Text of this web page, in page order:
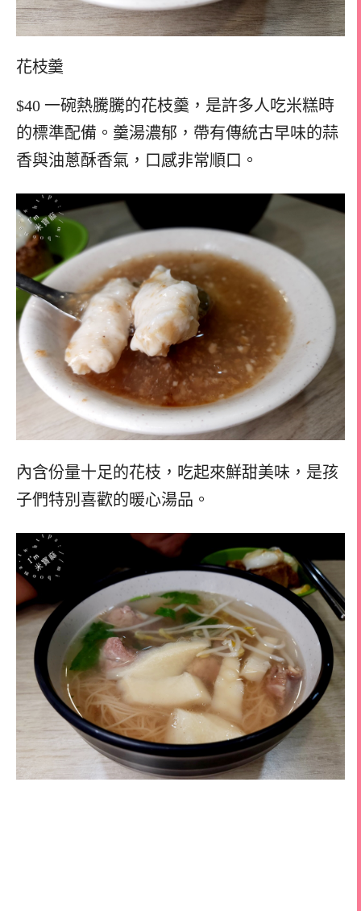
花枝羹
$40 一碗熱騰騰的花枝羹，是許多人吃米糕時
的標準配備。羹湯濃郁，帶有傳統古早味的蒜
香與油蔥酥香氣，口感非常順口。
內含份量十足的花枝，吃起來鮮甜美味，是孩
子們特別喜歡的暖心湯品。